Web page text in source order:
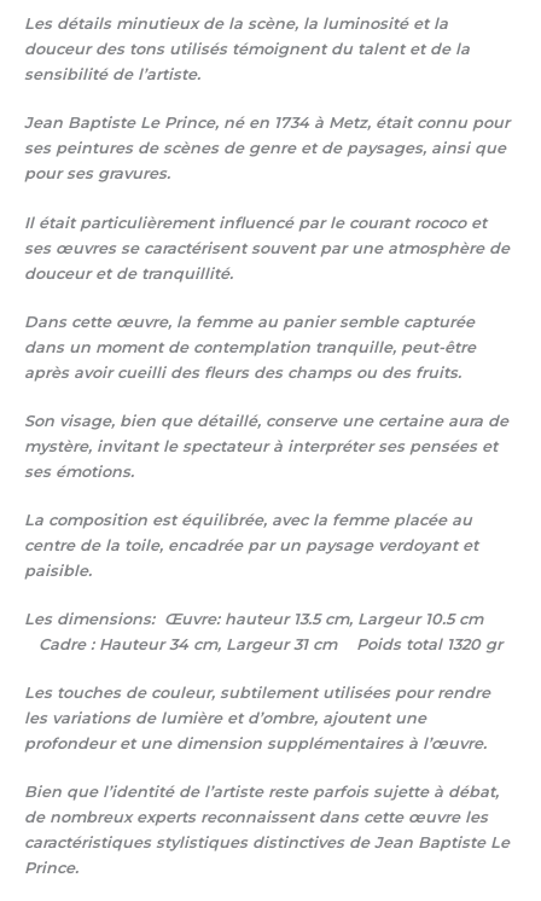
Les détails minutieux de la scène, la luminosité et la
douceur des tons utilisés témoignent du talent et de la
sensibilité de l’artiste.
Jean Baptiste Le Prince, né en 1734 à Metz, était connu pour
ses peintures de scènes de genre et de paysages, ainsi que
pour ses gravures.
Il était particulièrement influencé par le courant rococo et
ses œuvres se caractérisent souvent par une atmosphère de
douceur et de tranquillité.
Dans cette œuvre, la femme au panier semble capturée
dans un moment de contemplation tranquille, peut-être
après avoir cueilli des fleurs des champs ou des fruits.
Son visage, bien que détaillé, conserve une certaine aura de
mystère, invitant le spectateur à interpréter ses pensées et
ses émotions.
La composition est équilibrée, avec la femme placée au
centre de la toile, encadrée par un paysage verdoyant et
paisible.
Les dimensions: Œuvre: hauteur 13.5 cm, Largeur 10.5 cm
Cadre : Hauteur 34 cm, Largeur 31 cm Poids total 1320 gr
Les touches de couleur, subtilement utilisées pour rendre
les variations de lumière et d’ombre, ajoutent une
profondeur et une dimension supplémentaires à l’œuvre.
Bien que l’identité de l’artiste reste parfois sujette à débat,
de nombreux experts reconnaissent dans cette œuvre les
caractéristiques stylistiques distinctives de Jean Baptiste Le
Prince.